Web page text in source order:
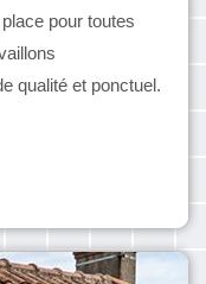
pour toutes
qualité et ponctuel.